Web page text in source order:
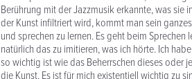
Berührung mit der Jazzmusik erkannte, was sie
der Kunst infiltriert wird, kommt man sein
und sprechen zu lernen. Es geht beim
natürlich das zu imitieren, was ich hörte. Ich
so wichtig ist wie das Beherrschen dieses oder
die Kunst. Es ist für mich existentiell wichtig zu